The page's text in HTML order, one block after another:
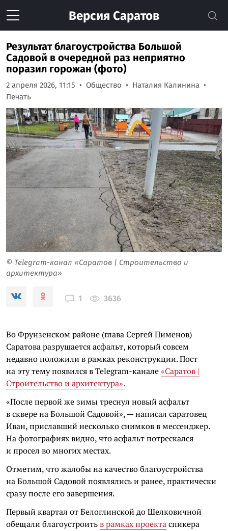
Версия Саратов
Результат благоустройства Большой
Садовой в очередной раз неприятно
поразил горожан (фото)
2 апреля 2026, 11:15 Общество
Наталия Калинина
Печать
© Telegram-канал «Саратов | Строительство и
архитектура»
1 3636
Во Фрунзенском районе (глава Сергей Пименов)
Саратова разрушается асфальт, который совсем
недавно положили в рамках реконструкции. Пост
на эту тему появился в Telegram-канале«Саратов |
Строительство и архитектура».
«После первой же зимы треснул новый асфальт
в сквере на Большой Садовой», — написал саратовец
Иван, приславший несколько снимков в мессенджер.
На фотографиях видно, что асфальт потрескался
и просел во многих местах.
Отметим, что жалобы на качество благоустройства
на Большой Садовой появлялись и ранее, практически
сразу после его завершения.
Первый квартал от Белоглинской до Шелковичной
обещали благоустроитьв рамках проектаспикера